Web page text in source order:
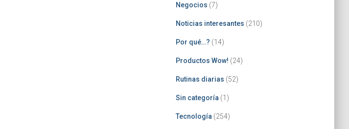
Negocios (7)
Noticias interesantes (210)
Por qué…? (14)
Productos Wow! (24)
Rutinas diarias (52)
Sin categoría (1)
Tecnología (254)